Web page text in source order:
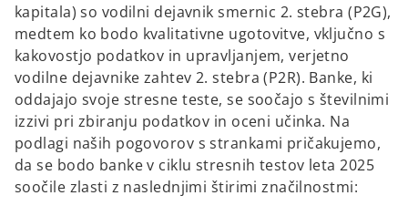
kapitala) so vodilni dejavnik smernic 2. stebra (P2G),
medtem ko bodo kvalitativne ugotovitve, vključno s
kakovostjo podatkov in upravljanjem, verjetno
vodilne dejavnike zahtev 2. stebra (P2R). Banke, ki
oddajajo svoje stresne teste, se soočajo s številnimi
izzivi pri zbiranju podatkov in oceni učinka. Na
podlagi naših pogovorov s strankami pričakujemo,
da se bodo banke v ciklu stresnih testov leta 2025
soočile zlasti z naslednjimi štirimi značilnostmi: